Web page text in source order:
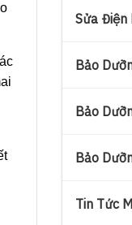
Sửa Điện
Bảo
Bảo
Bảo
Tin Tức